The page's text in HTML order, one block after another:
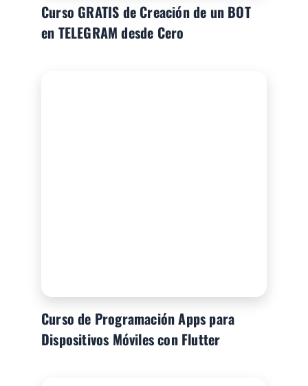
Curso GRATIS de Creación de un BOT
en TELEGRAM desde Cero
Curso de Programación Apps para
Dispositivos Móviles con Flutter